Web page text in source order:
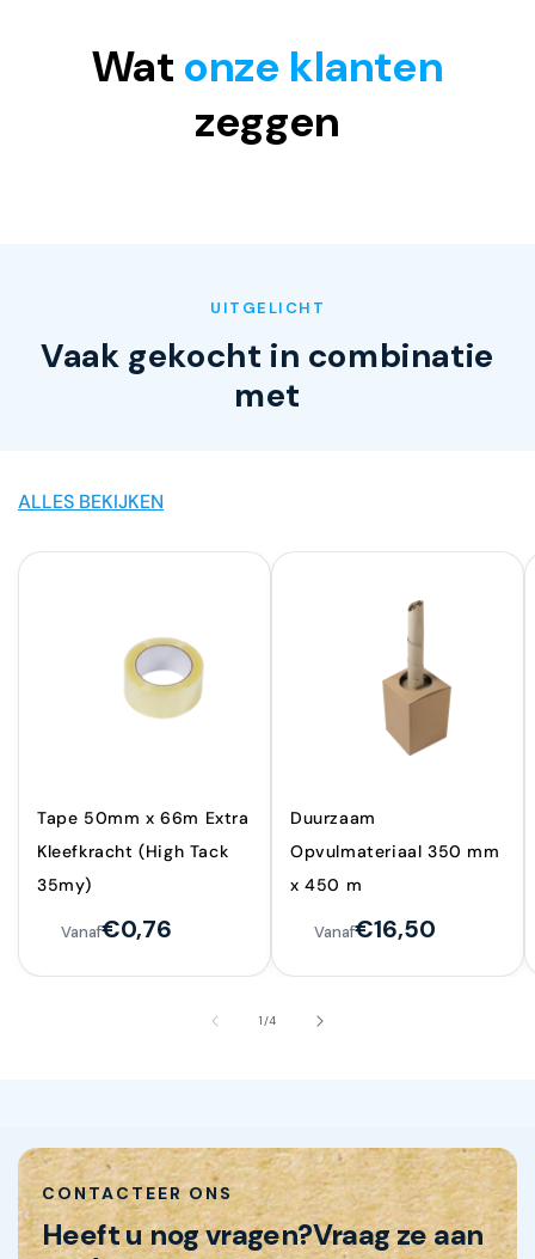
Wat onze klanten
zeggen
UITGELICHT
Vaak gekocht in combinatie
met
ALLES BEKIJKEN
Tape 50mm x 66m Extra
Kleefkracht (High Tack
35my)
Vanaf€0,76
Duurzaam
Opvulmateriaal 350 mm
x 450 m
Vanaf€16,50
1/van
4
CONTACTEER ONS
Heeft u nog vragen?Vraag ze aan